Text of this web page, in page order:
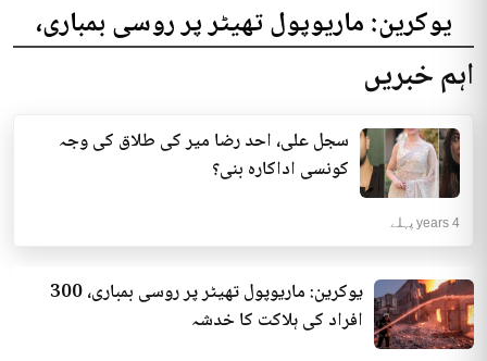
یوکرین: ماریوپول تھیٹر پر روسی بمباری،
300 افراد کی ہلاکت کا خدشہ
کا خدشہ ظاہر کیا اور کہا کہ کم...
انٹرنیشنل | 4 years پہلے
اہم خبریں
سجل علی، احد رضا میر کی طلاق کی وجہ
کونسی اداکارہ بنی؟
4 years پہلے
یوکرین: ماریوپول تھیٹر پر روسی بمباری، 300
افراد کی ہلاکت کا خدشہ